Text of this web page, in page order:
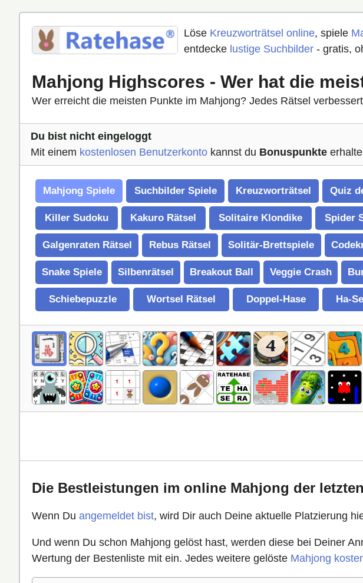
Löse Kreuzworträtsel online, spiele
entdecke lustige Suchbilder - gratis,
Mahjong Highscores - Wer hat die
Wer erreicht die meisten Punkte im Mahjong? Jedes Rätsel
Du bist nicht eingeloggt
Mit einem kostenlosen Benutzerkonto kannst du Bonuspunkte
Mahjong Spiele Suchbilder Spiele Kreuzworträtsel Quiz
Killer Sudoku Kakuro Rätsel Solitaire Klondike Spider
Galgenraten Rätsel Rebus Rätsel Solitär-Brettspiele
Snake Spiele Silbenrätsel Breakout Ball Veggie Crash
Schiebepuzzle Wortsel Rätsel Doppel-Hase Ha-
Die Bestleistungen im online Mahjong der
Wenn Du angemeldet bist, wird Dir auch Deine aktuelle Platzierung
Und wenn Du schon Mahjong gelöst hast, werden diese bei Deiner
Wertung der Bestenliste mit ein. Jedes weitere gelöste Mahjong